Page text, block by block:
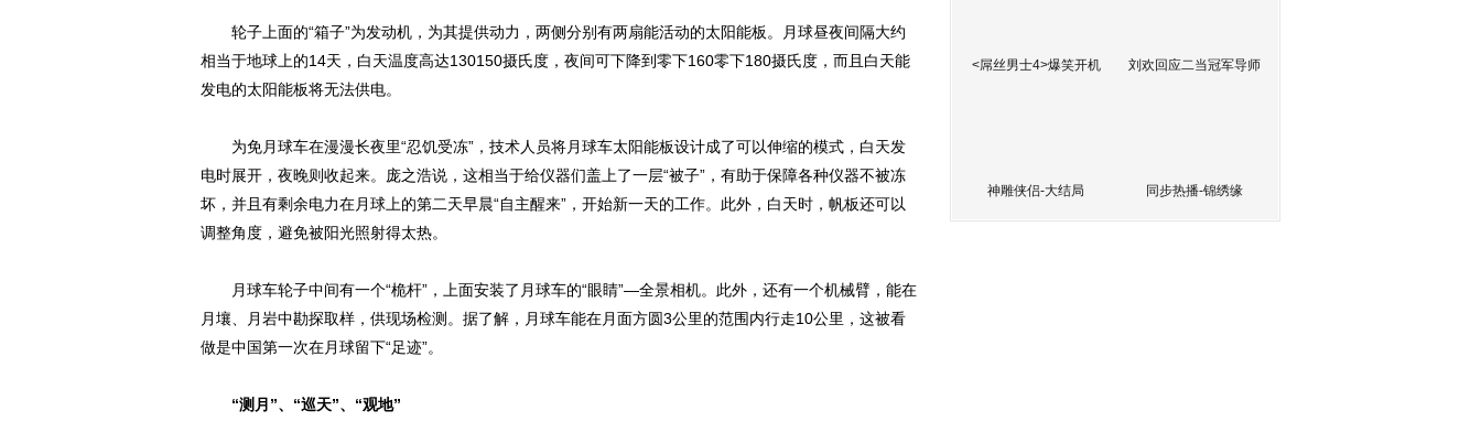
轮子上面的“箱子”为发动机，为其提供动力，两侧分别有两扇能活动的太阳能板。月球昼夜间隔大约
相当于地球上的14天，白天温度高达130150摄氏度，夜间可下降到零下160零下180摄氏度，而且白天能
发电的太阳能板将无法供电。
为免月球车在漫漫长夜里“忍饥受冻”，技术人员将月球车太阳能板设计成了可以伸缩的模式，白天发
电时展开，夜晚则收起来。庞之浩说，这相当于给仪器们盖上了一层“被子”，有助于保障各种仪器不被冻
坏，并且有剩余电力在月球上的第二天早晨“自主醒来”，开始新一天的工作。此外，白天时，帆板还可以
调整角度，避免被阳光照射得太热。
月球车轮子中间有一个“桅杆”，上面安装了月球车的“眼睛”—全景相机。此外，还有一个机械臂，能在
月壤、月岩中勘探取样，供现场检测。据了解，月球车能在月面方圆3公里的范围内行走10公里，这被看
做是中国第一次在月球留下“足迹”。
“测月”、“巡天”、“观地”
<屌丝男士4>爆笑开机 刘欢回应二当冠军导师
神雕侠侣-大结局 同步热播-锦绣缘